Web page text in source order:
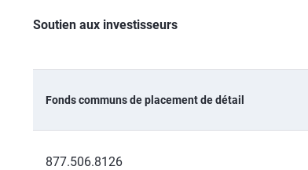
Soutien aux investisseurs
Fonds communs de placement de détail
877.506.8126